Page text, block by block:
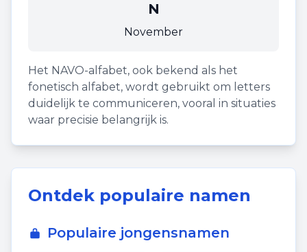
N
November
Het NAVO-alfabet, ook bekend als het
fonetisch alfabet, wordt gebruikt om letters
duidelijk te communiceren, vooral in situaties
waar precisie belangrijk is.
Ontdek populaire namen
Populaire jongensnamen